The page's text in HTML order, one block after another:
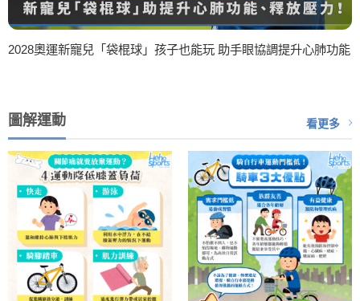
2028奧運新寵兒「袋棍球」孩子也能玩 助手眼協調提升心肺功能
圖解運動 看更多